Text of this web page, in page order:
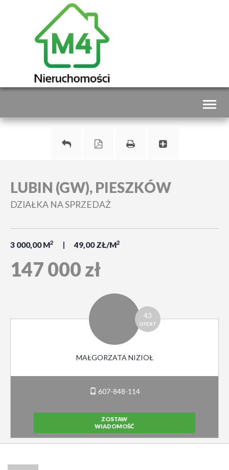
LUBIN (GW), PIESZKÓW
DZIAŁKA NA SPRZEDAŻ
3 000,00 M2 49,00 ZŁ/M2
147 000 zł
43
OFERT
MAŁGORZATA NIZIOŁ
607-848-114
ZOSTAW
WIADOMOŚĆ